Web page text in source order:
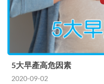
5大早產高危因素
2020-09-02